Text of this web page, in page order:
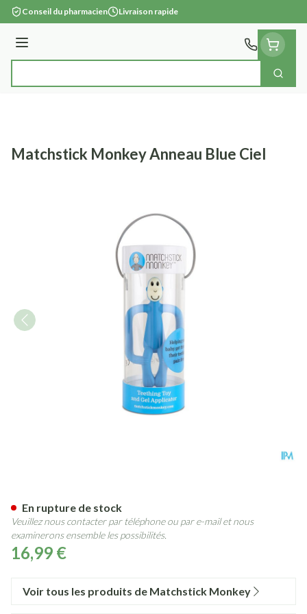
Aller au contenu
Conseil du pharmacien Livraison rapide
Menu
Matchstick Monkey Anneau Blue Ciel
16,99 €
En rupture de stock
Veuillez nous contacter par téléphone ou par e-mail et nous
examinerons ensemble les possibilités.
Voir tous les produits de Matchstick Monkey